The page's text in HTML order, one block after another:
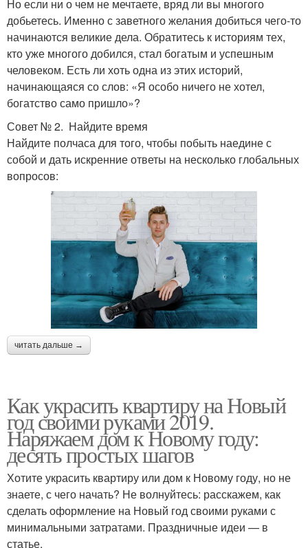
Но если ни о чем не мечтаете, вряд ли вы многого
добьетесь. Именно с заветного желания добиться чего-то
начинаются великие дела. Обратитесь к историям тех,
кто уже многого добился, стал богатым и успешным
человеком. Есть ли хоть одна из этих историй,
начинающаяся со слов: «Я особо ничего не хотел,
богатство само пришло»?
Совет № 2. Найдите время
Найдите полчаса для того, чтобы побыть наедине с
собой и дать искренние ответы на несколько глобальных
вопросов:
читать дальше →
Как украсить квартиру на Новый
год своими руками 2019.
Наряжаем дом к Новому году:
десять простых шагов
Хотите украсить квартиру или дом к Новому году, но не
знаете, с чего начать? Не волнуйтесь: расскажем, как
сделать оформление на Новый год своими руками с
минимальными затратами. Праздничные идеи — в
статье.